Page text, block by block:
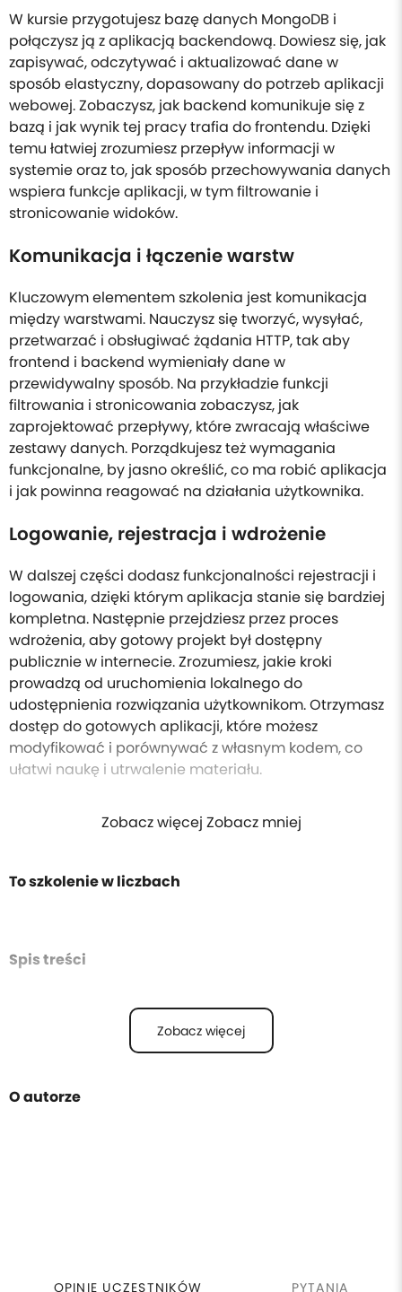
W kursie przygotujesz bazę danych MongoDB i
połączysz ją z aplikacją backendową. Dowiesz się, jak
zapisywać, odczytywać i aktualizować dane w
sposób elastyczny, dopasowany do potrzeb aplikacji
webowej. Zobaczysz, jak backend komunikuje się z
bazą i jak wynik tej pracy trafia do frontendu. Dzięki
temu łatwiej zrozumiesz przepływ informacji w
systemie oraz to, jak sposób przechowywania danych
wspiera funkcje aplikacji, w tym filtrowanie i
stronicowanie widoków.
Komunikacja i łączenie warstw
Kluczowym elementem szkolenia jest komunikacja
między warstwami. Nauczysz się tworzyć, wysyłać,
przetwarzać i obsługiwać żądania HTTP, tak aby
frontend i backend wymieniały dane w
przewidywalny sposób. Na przykładzie funkcji
filtrowania i stronicowania zobaczysz, jak
zaprojektować przepływy, które zwracają właściwe
zestawy danych. Porządkujesz też wymagania
funkcjonalne, by jasno określić, co ma robić aplikacja
i jak powinna reagować na działania użytkownika.
Logowanie, rejestracja i wdrożenie
W dalszej części dodasz funkcjonalności rejestracji i
logowania, dzięki którym aplikacja stanie się bardziej
kompletna. Następnie przejdziesz przez proces
wdrożenia, aby gotowy projekt był dostępny
publicznie w internecie. Zrozumiesz, jakie kroki
prowadzą od uruchomienia lokalnego do
udostępnienia rozwiązania użytkownikom. Otrzymasz
dostęp do gotowych aplikacji, które możesz
modyfikować i porównywać z własnym kodem, co
ułatwi naukę i utrwalenie materiału.
Zobacz więcej Zobacz mniej
To szkolenie w liczbach
Spis treści
Zobacz więcej
O autorze
OPINIE UCZESTNIKÓW PYTANIA